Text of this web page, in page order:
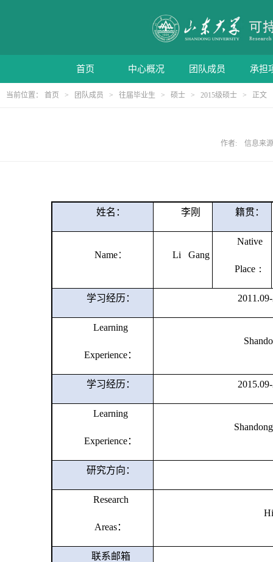
首页 中心概况 团队成员 承担
当前位置： 首页 > 团队成员 > 往届毕业生 > 硕士 > 2015级硕士 > 正文
作者: 信息来
姓名： 李刚 籍贯：
Name： Li Gang
Native
Place ：
学习经历：
Learning
Experience：
学习经历：
Learning
Experience：
研究方向：
Research
Areas：
联系邮箱